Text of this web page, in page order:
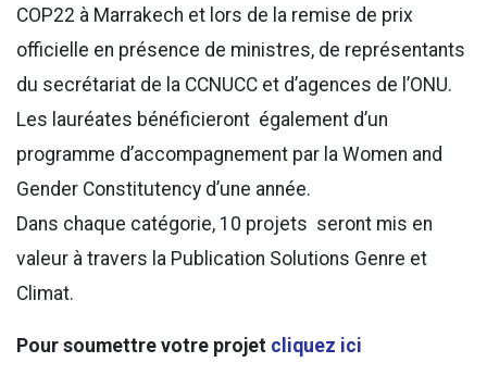
COP22 à Marrakech et lors de la remise de prix
officielle en présence de ministres, de représentants
du secrétariat de la CCNUCC et d’agences de l’ONU.
Les lauréates bénéficieront également d’un
programme d’accompagnement par la Women and
Gender Constitutency d’une année.
Dans chaque catégorie, 10 projets seront mis en
valeur à travers la Publication Solutions Genre et
Climat.
Pour soumettre votre projet cliquez ici